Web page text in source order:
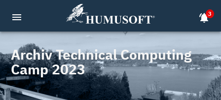
menu notifications_active3
Archiv Technical Computing
Camp 2023